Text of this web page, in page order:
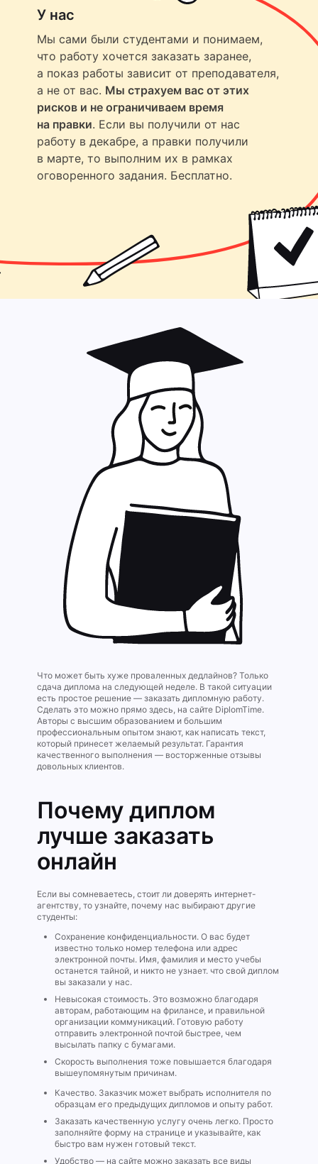
У нас
Мы сами были студентами и понимаем,
что работу хочется заказать заранее,
а показ работы зависит от преподавателя,
а не от вас. Мы страхуем вас от этих
рисков и не ограничиваем время
на правки. Если вы получили от нас
работу в декабре, а правки получили
в марте, то выполним их в рамках
оговоренного задания. Бесплатно.
Что может быть хуже проваленных дедлайнов? Только
сдача диплома на следующей неделе. В такой ситуации
есть простое решение — заказать дипломную работу.
Сделать это можно прямо здесь, на сайте DiplomTime.
Авторы с высшим образованием и большим
профессиональным опытом знают, как написать текст,
который принесет желаемый результат. Гарантия
качественного выполнения — восторженные отзывы
довольных клиентов.
Почему диплом
лучше заказать
онлайн
Если вы сомневаетесь, стоит ли доверять интернет-
агентству, то узнайте, почему нас выбирают другие
студенты:
Сохранение конфиденциальности. О вас будет
известно только номер телефона или адрес
электронной почты. Имя, фамилия и место учебы
останется тайной, и никто не узнает. что свой диплом
вы заказали у нас.
Невысокая стоимость. Это возможно благодаря
авторам, работающим на фрилансе, и правильной
организации коммуникаций. Готовую работу
отправить электронной почтой быстрее, чем
высылать папку с бумагами.
Скорость выполнения тоже повышается благодаря
вышеупомянутым причинам.
Качество. Заказчик может выбрать исполнителя по
образцам его предыдущих дипломов и опыту работ.
Заказать качественную услугу очень легко. Просто
заполняйте форму на странице и указывайте, как
быстро вам нужен готовый текст.
Удобство — на сайте можно заказать все виды